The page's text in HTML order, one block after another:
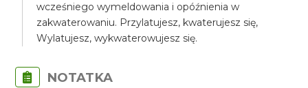
wcześniego wymeldowania i opóźnienia w
zakwaterowaniu. Przylatujesz, kwaterujesz się,
Wylatujesz, wykwaterowujesz się.
NOTATKA